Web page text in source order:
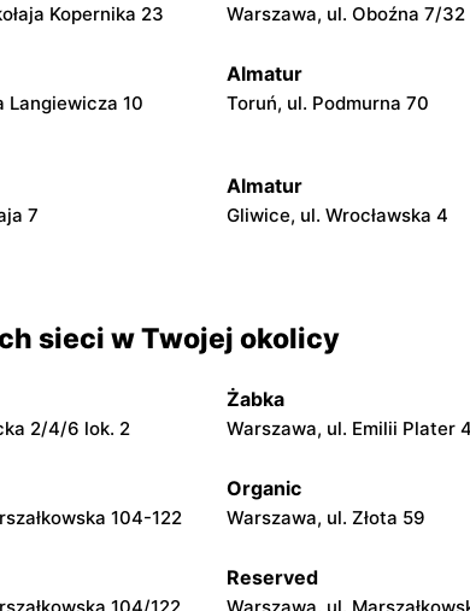
Kopernika 23 Warszawa, ul. Oboźna 7/32
Langiewicza 10
Almatur
Toruń, ul. Podmurna 70
7
Almatur
Gliwice, ul. Wrocławska 4
sieci w Twojej okolicy
2/4/6 lok. 2
Żabka
Warszawa, ul. Emilii Plater
104-122
Organic
Warszawa, ul. Złota 59
Reserved